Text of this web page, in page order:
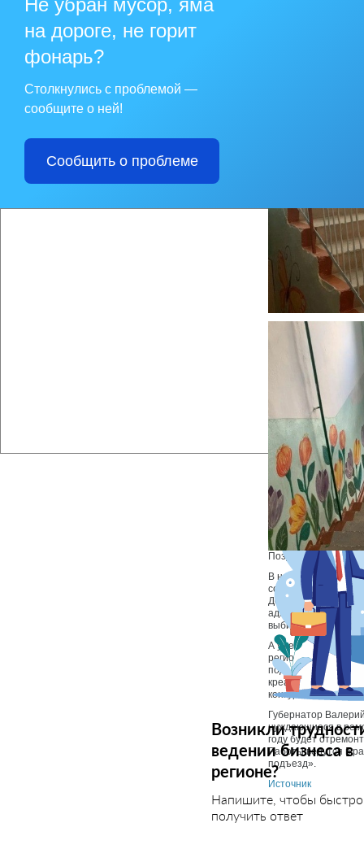
Не убран мусор, яма
на дороге, не горит
фонарь?
Столкнулись с проблемой —
сообщите о ней!
Сообщить о проблеме
Возникли
ведении бизнеса в
регионе?
Напишите, чтобы быстро
получить ответ
Поздравляем с
В начале каждого
собственники
Документы
администрации
выбирают путем
А уже в декабре
региональный
подъезд», «Самый
креативный
конкурсантов
Губернатор
нуждающиеся в
году будет
Работы ведутся в
подъезд».
Источник